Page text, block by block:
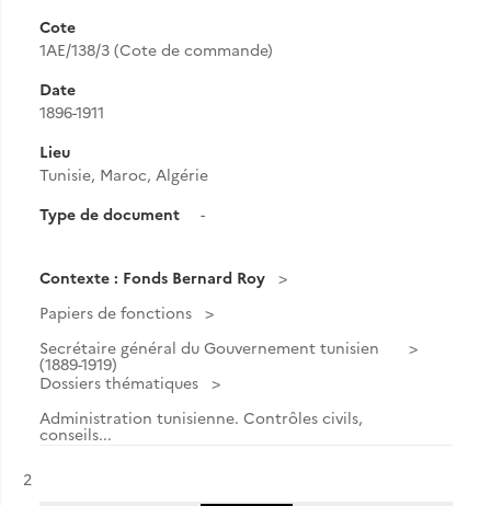
Cote
1AE/138/3 (Cote de commande)
Date
1896-1911
Lieu
Tunisie, Maroc, Algérie
Type de document
-
Contexte : Fonds Bernard Roy
Papiers de fonctions
Secrétaire général du Gouvernement tunisien
(1889-1919)
Dossiers thématiques
Administration tunisienne. Contrôles civils,
conseils...
Résultat n°
2